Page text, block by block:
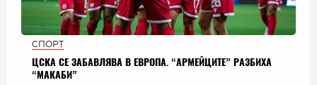
СПОРТ
ЦСКА СЕ ЗАБАВЛЯВА В ЕВРОПА. “АРМЕЙЦИТЕ” РАЗБИХА
“МАКАБИ”